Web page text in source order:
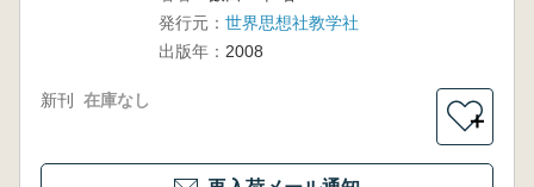
発行元： 世界思想社教学社
出版年： 2008
新刊 在庫なし
＋